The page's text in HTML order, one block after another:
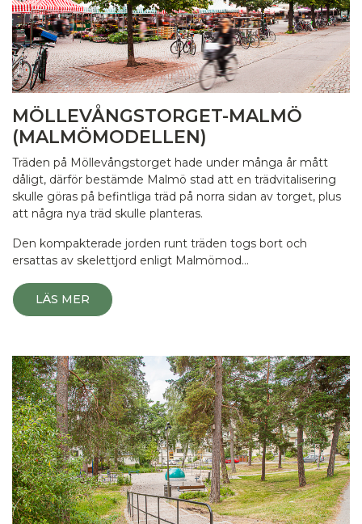
MÖLLEVÅNGSTORGET-MALMÖ
(MALMÖMODELLEN)
Träden på Möllevångstorget hade under många år mått
dåligt, därför bestämde Malmö stad att en trädvitalisering
skulle göras på befintliga träd på norra sidan av torget, plus
att några nya träd skulle planteras.
Den kompakterade jorden runt träden togs bort och
ersattas av skelettjord enligt Malmömod…
LÄS MER